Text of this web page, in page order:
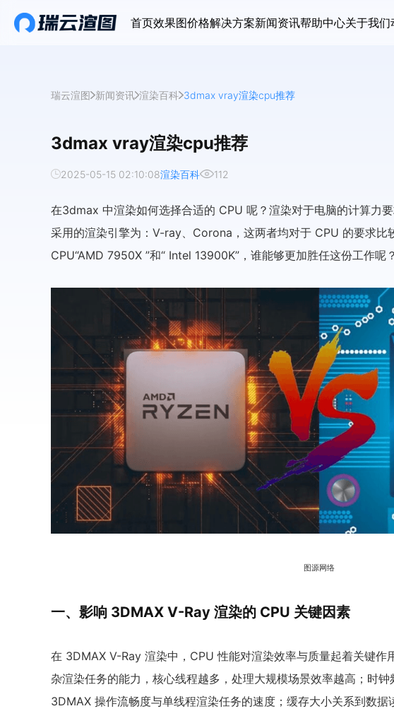
首页效果图价格解决方案新闻资讯帮助中心关于我们
瑞云渲图 新闻资讯 渲染百科 3dmax vray渲染cpu推荐
3dmax vray渲染cpu推荐
2025-05-15 02:10:08渲染百科 112
在3dmax 中渲染如何选择合适的 CPU 呢？渲染对于电脑的计算力
采用的渲染引擎为：V-ray、Corona，这两者均对于 CPU 的要求比
CPU“AMD 7950X ”和“ Intel 13900K”，谁能够更加胜任这份工作呢
图源网络
一、影响 3DMAX V-Ray 渲染的 CPU 关键因素
在 3DMAX V-Ray 渲染中，CPU 性能对渲染效率与质量起着关键作
杂渲染任务的能力，核心线程越多，处理大规模场景效率越高；时
3DMAX 操作流畅度与单线程渲染任务的速度；缓存大小关系到数